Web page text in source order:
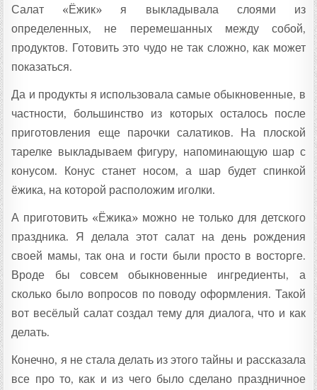
Салат «Ёжик» я выкладывала слоями из
определенных, не перемешанных между собой,
продуктов. Готовить это чудо не так сложно, как может
показаться.
Да и продукты я использовала самые обыкновенные, в
частности, большинство из которых осталось после
приготовления еще парочки салатиков. На плоской
тарелке выкладываем фигуру, напоминающую шар с
конусом. Конус станет носом, а шар будет спинкой
ёжика, на которой расположим иголки.
А приготовить «Ёжика» можно не только для детского
праздника. Я делала этот салат на день рождения
своей мамы, так она и гости были просто в восторге.
Вроде бы совсем обыкновенные ингредиенты, а
сколько было вопросов по поводу оформления. Такой
вот весёлый салат создал тему для диалога, что и как
делать.
Конечно, я не стала делать из этого тайны и рассказала
все про то, как и из чего было сделано праздничное